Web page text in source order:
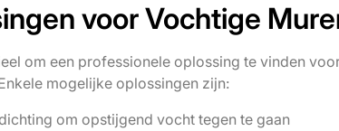
voor Vochtige
om een professionele oplossing te vinden
mogelijke oplossingen zijn:
om opstijgend vocht tegen te gaan